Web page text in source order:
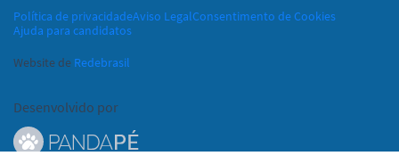
Política de privacidadeAviso LegalConsentimento de Cookies
Ajuda para candidatos
Website de Redebrasil
Desenvolvido por